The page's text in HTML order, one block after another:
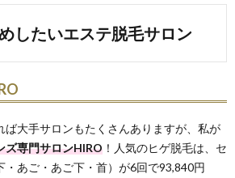
したいエステ脱毛サロン
ば大手サロンもたくさんありますが、私が
ズ専門サロンHIRO ！人気のヒゲ脱毛は、セ
・あご・あご下・首）が6回で93,840円